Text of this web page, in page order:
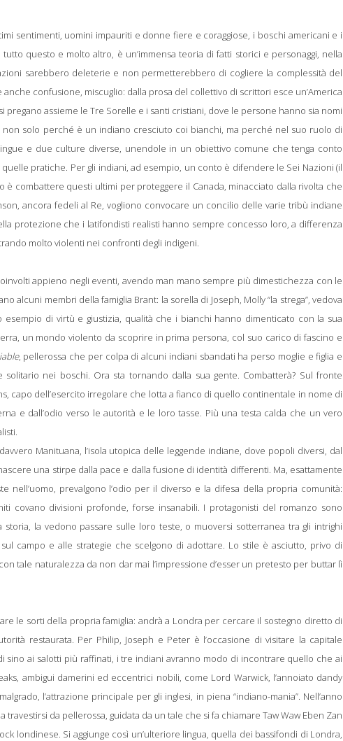
sentimenti, uomini impauriti e donne fiere e coraggiose, i boschi americani e i
tutto questo e molto altro, è un’immensa teoria di fatti storici e personaggi, nella
sarebbero deleterie e non permetterebbero di cogliere la complessità del
anche confusione, miscuglio: dalla prosa del collettivo di scrittori esce un’America
assieme le Tre Sorelle e i santi cristiani, dove le persone hanno sia nomi
non solo perché è un indiano cresciuto coi bianchi, ma perché nel suo ruolo di
e due culture diverse, unendole in un obiettivo comune che tenga conto
pratiche. Per gli indiani, ad esempio, un conto è difendere le Sei Nazioni (il
combattere questi ultimi per proteggere il Canada, minacciato dalla rivolta che
ancora fedeli al Re, vogliono convocare un concilio delle varie tribù indiane
protezione che i latifondisti realisti hanno sempre concesso loro, a differenza
molto violenti nei confronti degli indigeni.
appieno negli eventi, avendo man mano sempre più dimestichezza con le
alcuni membri della famiglia Brant: la sorella di Joseph, Molly “la strega”, vedova
di virtù e giustizia, qualità che i bianchi hanno dimenticato con la sua
un mondo violento da scoprire in prima persona, col suo carico di fascino e
, pellerossa che per colpa di alcuni indiani sbandati ha perso moglie e figlia e
nei boschi. Ora sta tornando dalla sua gente. Combatterà? Sul fronte
capo dell’esercito irregolare che lotta a fianco di quello continentale in nome di
e dall’odio verso le autorità e le loro tasse. Più una testa calda che un vero
Manituana, l’isola utopica delle leggende indiane, dove popoli diversi, dal
una stirpe dalla pace e dalla fusione di identità differenti. Ma, esattamente
prevalgono l’odio per il diverso e la difesa della propria comunità:
covano divisioni profonde, forse insanabili. I protagonisti del romanzo sono
la vedono passare sulle loro teste, o muoversi sotterranea tra gli intrighi
campo e alle strategie che scelgono di adottare. Lo stile è asciutto, privo di
tale naturalezza da non dar mai l’impressione d’esser un pretesto per buttar lì
le sorti della propria famiglia: andrà a Londra per cercare il sostegno diretto di
restaurata. Per Philip, Joseph e Peter è l’occasione di visitare la capitale
sino ai salotti più raffinati, i tre indiani avranno modo di incontrare quello che ai
ambigui damerini ed eccentrici nobili, come Lord Warwick, l’annoiato dandy
l’attrazione principale per gli inglesi, in piena “indiano-mania”. Nell’anno
da pellerossa, guidata da un tale che si fa chiamare Taw Waw Eben Zan
londinese. Si aggiunge così un’ulteriore lingua, quella dei bassifondi di Londra,